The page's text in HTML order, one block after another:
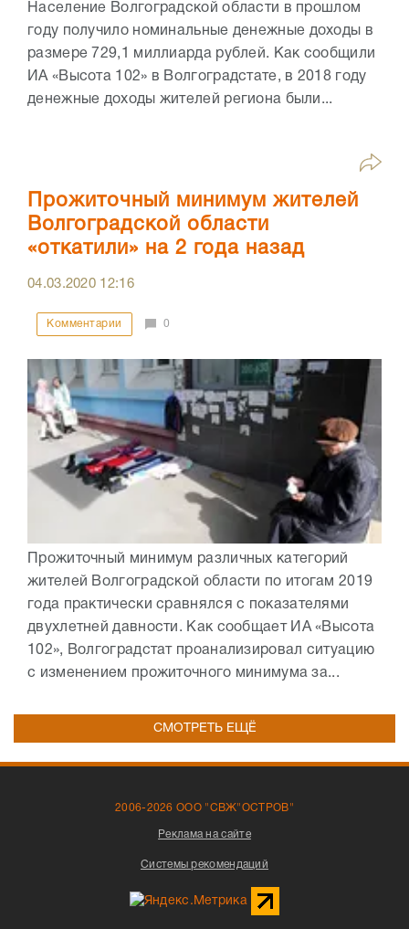
Население Волгоградской области в прошлом
году получило номинальные денежные доходы в
размере 729,1 миллиарда рублей. Как сообщили
ИА «Высота 102» в Волгоградстате, в 2018 году
денежные доходы жителей региона были...
Прожиточный минимум жителей
Волгоградской области
«откатили» на 2 года назад
04.03.2020 12:16
Комментарии 0
Прожиточный минимум различных категорий
жителей Волгоградской области по итогам 2019
года практически сравнялся с показателями
двухлетней давности. Как сообщает ИА «Высота
102», Волгоградстат проанализировал ситуацию
с изменением прожиточного минимума за...
СМОТРЕТЬ ЕЩЁ
2006-2026 ООО "СВЖ"ОСТРОВ"
Реклама на сайте
Системы рекомендаций